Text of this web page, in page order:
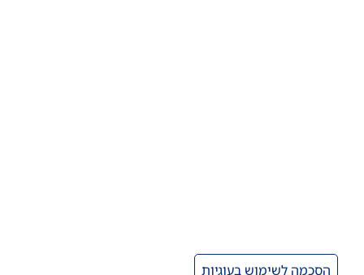
הסכמה לשימוש בעוגיות